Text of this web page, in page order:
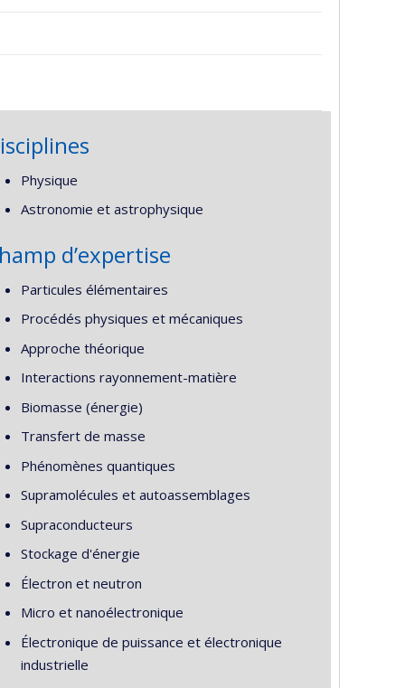
Physique
Astronomie et astrophysique
d’expertise
Particules élémentaires
Procédés physiques et mécaniques
Approche théorique
Interactions rayonnement-matière
Biomasse (énergie)
Transfert de masse
Phénomènes quantiques
Supramolécules et autoassemblages
Supraconducteurs
Stockage d'énergie
Électron et neutron
Micro et nanoélectronique
Électronique de puissance et électronique
industrielle